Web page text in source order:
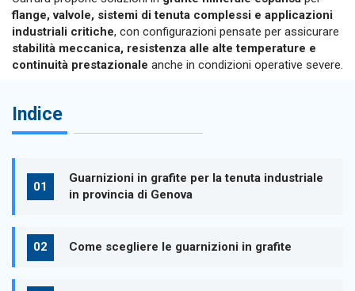
flange, valvole, sistemi di tenuta complessi e applicazioni
industriali critiche, con configurazioni pensate per assicurare
stabilità meccanica, resistenza alle alte temperature e
continuità prestazionale anche in condizioni operative severe.
Indice
Guarnizioni in grafite per la tenuta industriale
in provincia di Genova
Come scegliere le guarnizioni in grafite